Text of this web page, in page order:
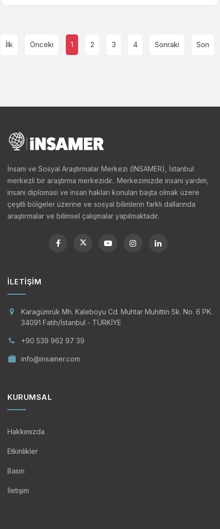
İlk Önceki 1 2 3 4 Sonraki Son
İnsani ve Sosyal Araştırmalar Merkezi (İNSAMER), İstanbul
merkezli bir araştırma merkezidir.. Merkezimizde insani yardım,
insani diplomasi ve insan hakları konuları başta olmak üzere
çeşitli bölgeler üzerine ve sosyal bilimlerin farklı dallarında
araştırmalar ve bilimsel çalışmalar yapılmaktadır.
İLETIŞIM
Karagümrük Mh. Kaleboyu Cd. Muhtar Muhittin Sk. No. 6 PK.
34091 Fatih/İstanbul - TÜRKİYE
+90 539 962 97 39
info@insamer.com
KURUMSAL
Hakkımızda
Etkinlikler
Basın
İletişim